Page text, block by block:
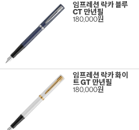
임프레션 락카 블루
CT 만년필
180,000원
임프레션 락카 화이
트 GT 만년필
180,000원